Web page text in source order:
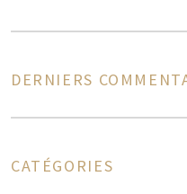
DERNIERS
CATÉGORIES